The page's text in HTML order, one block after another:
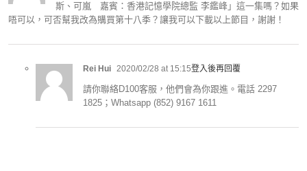
斯、可嵐 嘉賓：香港記憶學院總監 李鑑峰」這一集嗎？如果
唔可以，可否幫我改為購買第十八季？讓我可以下載以上節目，謝謝！
Rei Hui 2020/02/28 at 15:15登入後再回覆
請你聯絡D100客服，他們會為你跟進。電話 2297
1825；Whatsapp (852) 9167 1611